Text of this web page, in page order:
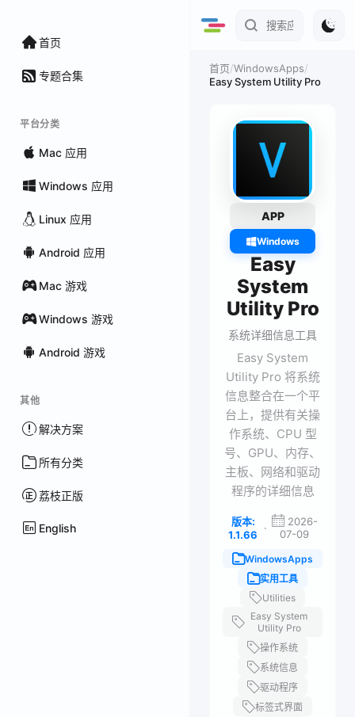
首页
专题合集
平台分类
Mac 应用
Windows 应用
Linux 应用
Android 应用
Mac 游戏
Windows 游戏
Android 游戏
其他
解决方案
所有分类
荔枝正版
English
首页/WindowsApps/
Easy System Utility Pro
APP
Windows
Easy
System
Utility Pro
系统详细信息工具
Easy System
Utility Pro 将系统
信息整合在一个平
台上，提供有关操
作系统、CPU 型
号、GPU、内存、
主板、网络和驱动
程序的详细信息
版本:
1.1.66
·
2026-
07-09
WindowsApps
实用工具
Utilities
Easy System
Utility Pro
操作系统
系统信息
驱动程序
标签式界面